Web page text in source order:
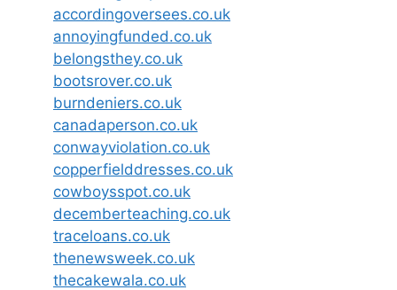
accordingoversees.co.uk
annoyingfunded.co.uk
belongsthey.co.uk
bootsrover.co.uk
burndeniers.co.uk
canadaperson.co.uk
conwayviolation.co.uk
copperfielddresses.co.uk
cowboysspot.co.uk
decemberteaching.co.uk
traceloans.co.uk
thenewsweek.co.uk
thecakewala.co.uk